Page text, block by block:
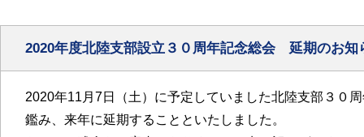
2020年度北陸支部設立３０周年記念総会 延期のお知
2020年11月7日（土）に予定していました北陸支部３０
鑑み、来年に延期することといたしました。